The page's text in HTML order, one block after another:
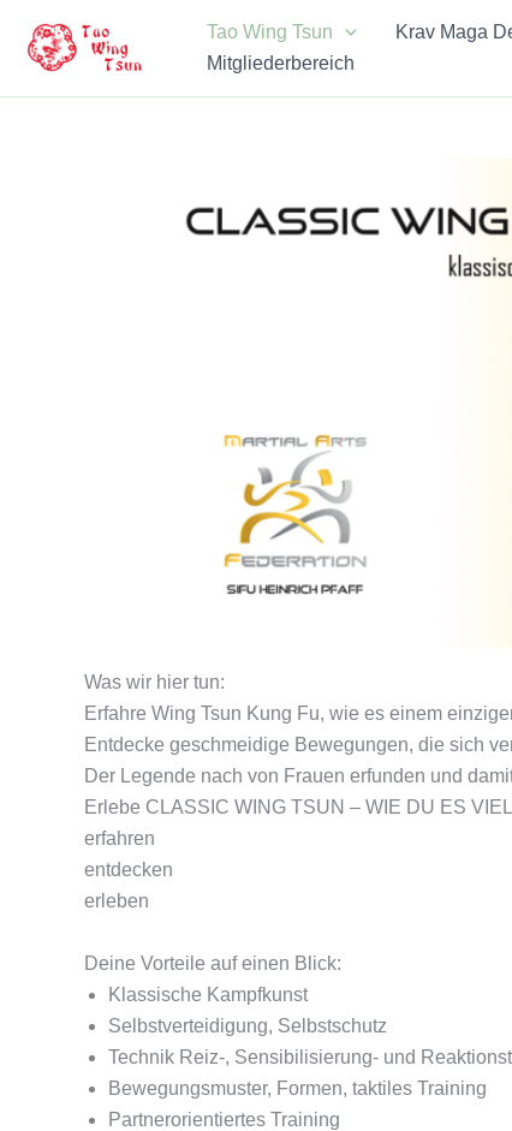
Inhalt
springen
Tao Wing Tsun Krav Maga
Mitgliederbereich
Was wir hier tun:
Erfahre Wing Tsun Kung Fu, wie es einem
Entdecke geschmeidige Bewegungen, die sich
Der Legende nach von Frauen erfunden und
Erlebe CLASSIC WING TSUN – WIE DU ES
erfahren
entdecken
erleben
Deine Vorteile auf einen Blick:
Klassische Kampfkunst
Selbstverteidigung, Selbstschutz
Technik Reiz-, Sensibilisierung- und
Bewegungsmuster, Formen, taktiles Training
Partnerorientiertes Training